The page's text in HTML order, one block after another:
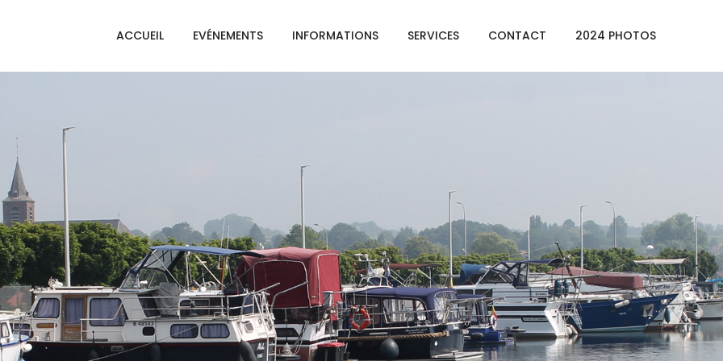
ACCUEIL EVÉNEMENTS INFORMATIONS SERVICES CONTACT 2024 PHOTOS